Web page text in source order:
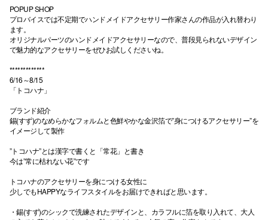
POPUP SHOP
プロバイスでは不定期でハンドメイドアクセサリー作家さんの作品が入れ替わり
ます。
オリジナルパーツのハンドメイドアクセサリーなので、普段見られないデザイン
で魅力的なアクセサリーをぜひお試しくださいね。
*************
6/16～8/15
「トコハナ」
ブランド紹介
錫(すず)のなめらかなフォルムと色鮮やかな金沢箔で”身につけるアクセサリー”を
イメージして製作
”トコハナ”とは漢字で書くと「常花」と書き
今は”常に枯れない花”です
トコハナのアクセサリーを身につける女性に
少しでもHAPPYなライフスタイルをお届けできればと思います。
・錫(すず)のシックで洗練されたデザインと、カラフルに箔を取り入れて、大人